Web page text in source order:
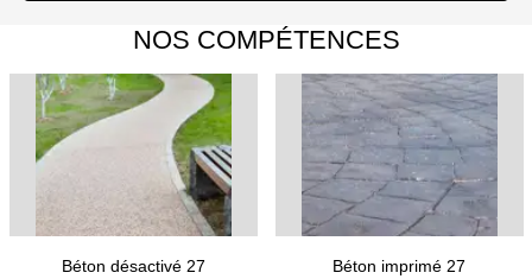
NOS COMPÉTENCES
Béton désactivé 27 Béton imprimé 27